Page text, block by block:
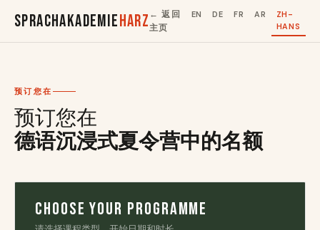
SprachakademieHarz ← 返回
主页
EN DE FR AR
ZH-
HANS
预订您在
预订您在
德语沉浸式夏令营中的名额
Choose Your Programme